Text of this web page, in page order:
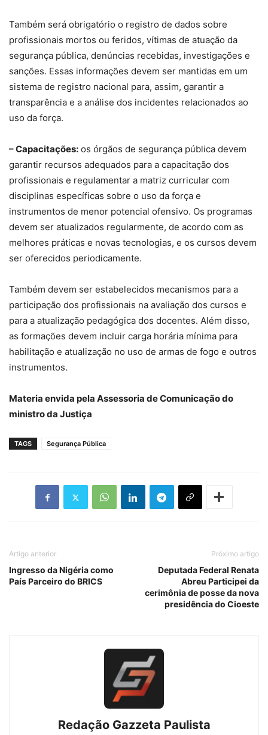
Também será obrigatório o registro de dados sobre
profissionais mortos ou feridos, vítimas de atuação da
segurança pública, denúncias recebidas, investigações e
sanções. Essas informações devem ser mantidas em um
sistema de registro nacional para, assim, garantir a
transparência e a análise dos incidentes relacionados ao
uso da força.
– Capacitações: os órgãos de segurança pública devem
garantir recursos adequados para a capacitação dos
profissionais e regulamentar a matriz curricular com
disciplinas específicas sobre o uso da força e
instrumentos de menor potencial ofensivo. Os programas
devem ser atualizados regularmente, de acordo com as
melhores práticas e novas tecnologias, e os cursos devem
ser oferecidos periodicamente.
Também devem ser estabelecidos mecanismos para a
participação dos profissionais na avaliação dos cursos e
para a atualização pedagógica dos docentes. Além disso,
as formações devem incluir carga horária mínima para
habilitação e atualização no uso de armas de fogo e outros
instrumentos.
Materia envida pela Assessoria de Comunicação do
ministro da Justiça
TAGS Segurança Pública
Artigo anterior
Ingresso da Nigéria como
País Parceiro do BRICS
Próximo artigo
Deputada Federal Renata
Abreu Participei da
cerimônia de posse da nova
presidência do Cioeste
Redação Gazzeta Paulista